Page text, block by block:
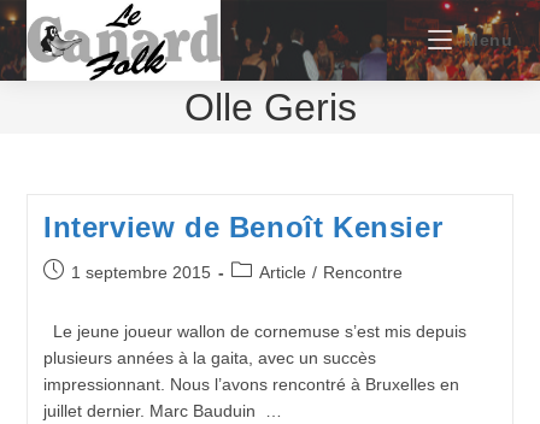
Skip
to
content
Menu
Olle Geris
Interview de Benoît Kensier
Publication
1 septembre 2015
PostArticle / Rencontre
Le jeune joueur wallon de cornemuse s’est mis depuis
plusieurs années à la gaita, avec un succès
impressionnant. Nous l’avons rencontré à Bruxelles en
juillet dernier. Marc Bauduin …